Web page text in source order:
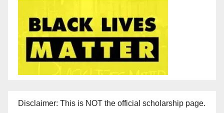
Disclaimer: This is NOT the official scholarship page.